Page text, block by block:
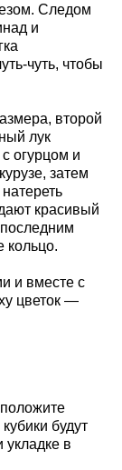
Следом
и
чуть, чтобы
второй
лук
огурцом и
затем
красивый
кольцо.
и вместе с
цветок —
будут
в